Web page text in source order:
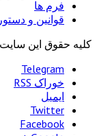
و دستورالعمل ها
سایت متعلق به